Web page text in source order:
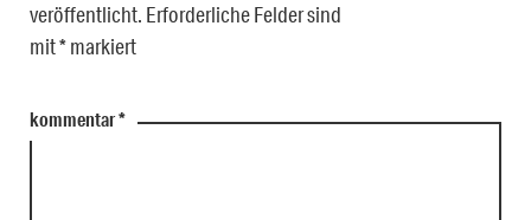
veröffentlicht. Erforderliche Felder sind
mit*markiert
kommentar*